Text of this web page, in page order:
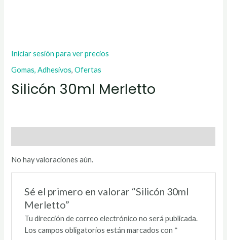
Iniciar sesión para ver precios
Gomas, Adhesivos,Ofertas
Silicón 30ml Merletto
No hay valoraciones aún.
Sé el primero en valorar “Silicón 30ml
Merletto”
Tu dirección de correo electrónico no será publicada.
Los campos obligatorios están marcados con *